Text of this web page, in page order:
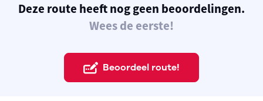
Deze route heeft nog geen beoordelingen.
Wees de eerste!
Beoordeel route!